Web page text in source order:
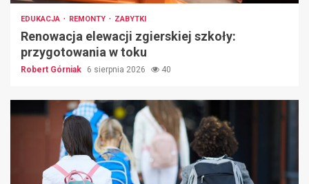
EDUKACJA REMONTY ZABYTKI
Renowacja elewacji zgierskiej szkoły:
przygotowania w toku
Robert Górniak 6 sierpnia 2026 40